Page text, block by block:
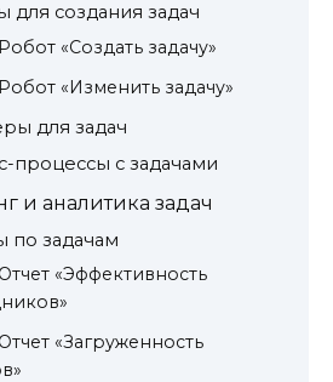
для создания задач
Робот «Создать задачу»
Робот «Изменить задачу»
для задач
процессы с задачами
и аналитика задач
по задачам
Отчет «Эффективность
Отчет «Загруженность